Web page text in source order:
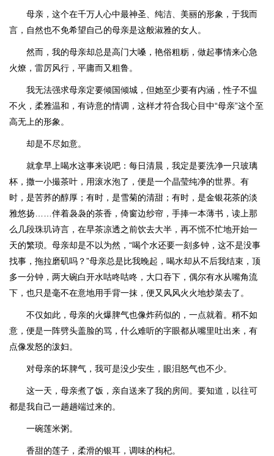
母亲，这个在千万人心中最神圣、纯洁、美丽的形象，于我而
言，自然也不免希望自己的母亲是这般淑雅的女人。
然而，我的母亲却总是高门大嗓，艳俗粗粝，做起事情来心急
火燎，雷厉风行，平庸而又粗鲁。
我无法强求母亲定要倾国倾城，但她至少要有内涵，性子不愠
不火，柔雅温和，有诗意的情调，这样才符合我心目中“母亲”这个至
高无上的形象。
却是不尽如意。
就拿早上喝水这事来说吧：每日清晨，我定是要洗净一只玻璃
杯，撒一小撮茶叶，用滚水泡了，便是一个晶莹纯净的世界。有
时，是苦荞的醇厚；有时，是雪菊的清甜；有时，是金银花茶的淡
雅悠扬……伴着袅袅的茶香，倚窗边纱帘，手捧一本薄书，读上那
么几段珠玑诗言，在早茶凉透之前饮去大半，再不慌不忙地开始一
天的繁琐。母亲却是不以为然，“喝个水还要一刻多钟，这不是没事
找事，拖拉磨矶吗？”母亲总是比我晚起，喝水却从不后我结束，顶
多一分钟，两大碗白开水咕咚咕咚，大口吞下，偶尔有水从嘴角流
下，也只是毫不在意地用手背一抹，便又风风火火地炒菜去了。
不仅如此，母亲的火爆脾气也像炸药似的，一点就着。稍不如
意，便是一阵劈头盖脸的骂，什么难听的字眼都从嘴里吐出来，有
点像发怒的泼妇。
对母亲的坏脾气，我可是没少安生，眼泪怒气也不少。
这一天，母亲煮了饭，亲自送来了我的房间。要知道，以往可
都是我自己一趟趟端过来的。
一碗莲米粥。
香甜的莲子，柔滑的银耳，调味的枸杞。